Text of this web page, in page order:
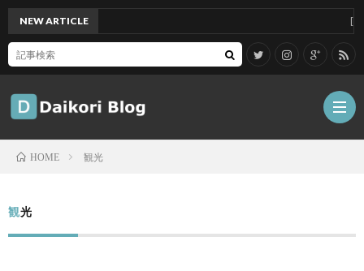
記
Tips
NEW ARTICLE
HOME 観光
観光